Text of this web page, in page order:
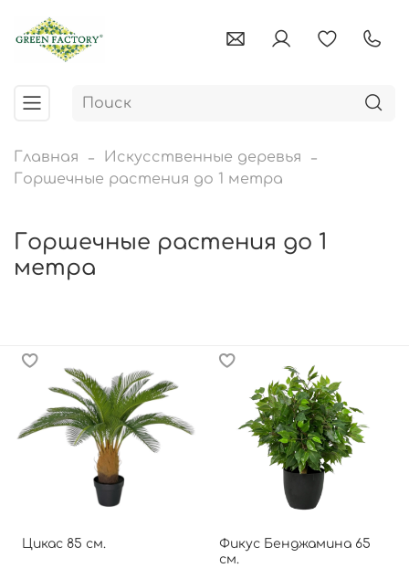
Главная
Искусственные деревья
Горшечные растения до 1 метра
Горшечные растения до 1
метра
Цикас 85 см.
Фикус Бенджамина 65
см.